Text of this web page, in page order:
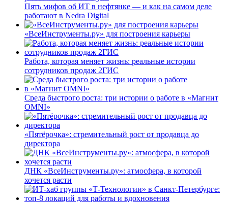
Пять мифов об ИТ в нефтянке — и как на самом деле
работают в Nedra Digital
«ВсеИнструменты.ру» для построения карьеры
Работа, которая меняет жизнь: реальные истории
сотрудников продаж 2ГИС
Среда быстрого роста: три истории о работе в «Магнит
OMNI»
«Пятёрочка»: стремительный рост от продавца до
директора
ДНК «ВсеИнструменты.ру»: атмосфера, в которой
хочется расти